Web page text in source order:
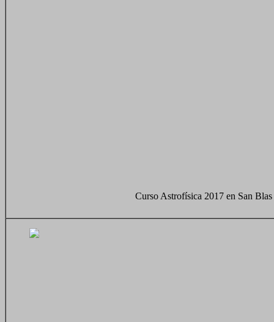
Curso Astrofísica 2017 en San Blas